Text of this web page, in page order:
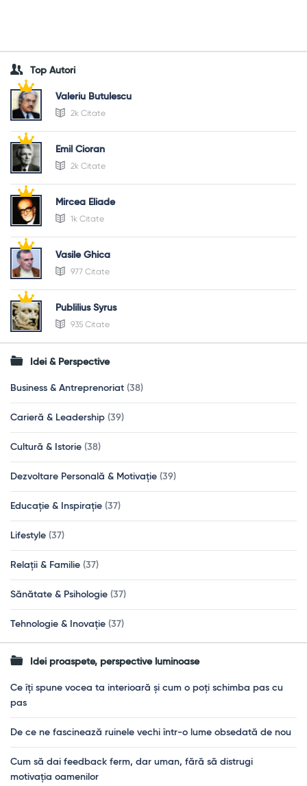
Top Autori
Valeriu Butulescu
2k Citate
Emil Cioran
2k Citate
Mircea Eliade
1k Citate
Vasile Ghica
977 Citate
Publilius Syrus
935 Citate
Idei & Perspective
Business & Antreprenoriat (38)
Carieră & Leadership (39)
Cultură & Istorie (38)
Dezvoltare Personală & Motivație (39)
Educație & Inspirație (37)
Lifestyle (37)
Relații & Familie (37)
Sănătate & Psihologie (37)
Tehnologie & Inovație (37)
Idei proaspete, perspective luminoase
Ce îți spune vocea ta interioară și cum o poți schimba pas cu
pas
De ce ne fascinează ruinele vechi într-o lume obsedată de nou
Cum să dai feedback ferm, dar uman, fără să distrugi
motivația oamenilor